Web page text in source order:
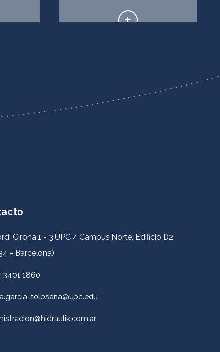
+
Girona 1 - 3 UPC / Campus Norte, Edificio D2
- Barcelona)
3401 1860
tolosana@upc.edu